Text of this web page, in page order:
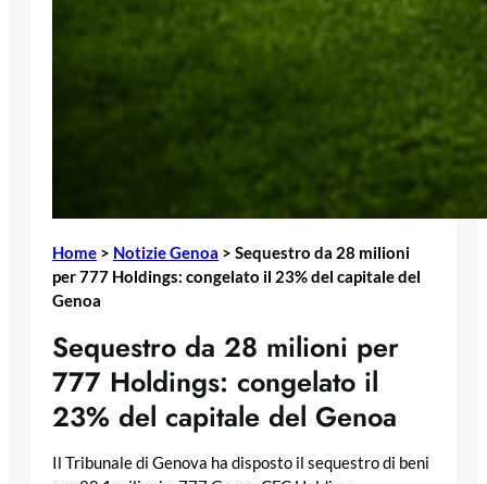
Home > Notizie Genoa > Sequestro da 28 milioni
per 777 Holdings: congelato il 23% del capitale del
Genoa
Sequestro da 28 milioni per
777 Holdings: congelato il
23% del capitale del Genoa
Il Tribunale di Genova ha disposto il sequestro di beni